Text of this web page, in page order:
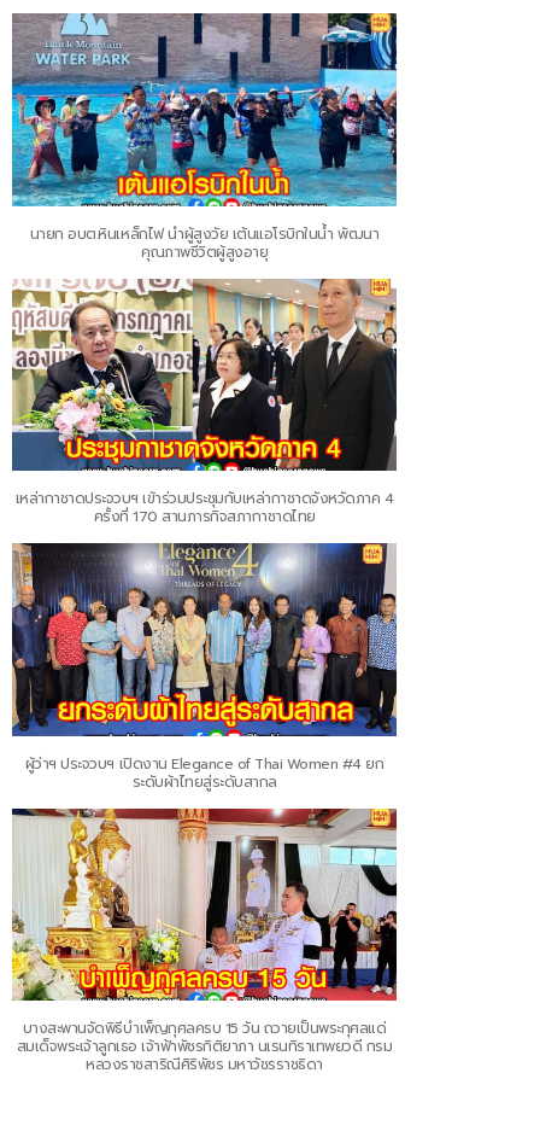
นายก อบต.หินเหล็กไฟ นำผู้สูงวัย เต้นแอโรบิกในน้ำ พัฒนา
คุณภาพชีวิตผู้สูงอายุ
เหล่ากาชาดประจวบฯ เข้าร่วมประชุมกับเหล่ากาชาดจังหวัดภาค 4
ครั้งที่ 170 สานภารกิจสภากาชาดไทย
ผู้ว่าฯ ประจวบฯ เปิดงาน Elegance of Thai Women #4 ยก
ระดับผ้าไทยสู่ระดับสากล
บางสะพานจัดพิธีบำเพ็ญกุศลครบ 15 วัน ถวายเป็นพระกุศลแด่
สมเด็จพระเจ้าลูกเธอ เจ้าฟ้าพัชรกิติยาภา นเรนทิราเทพยวดี กรม
หลวงราชสาริณีศิริพัชร มหาวัชรราชธิดา